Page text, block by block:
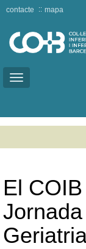
Toggle
contacte mapa
El